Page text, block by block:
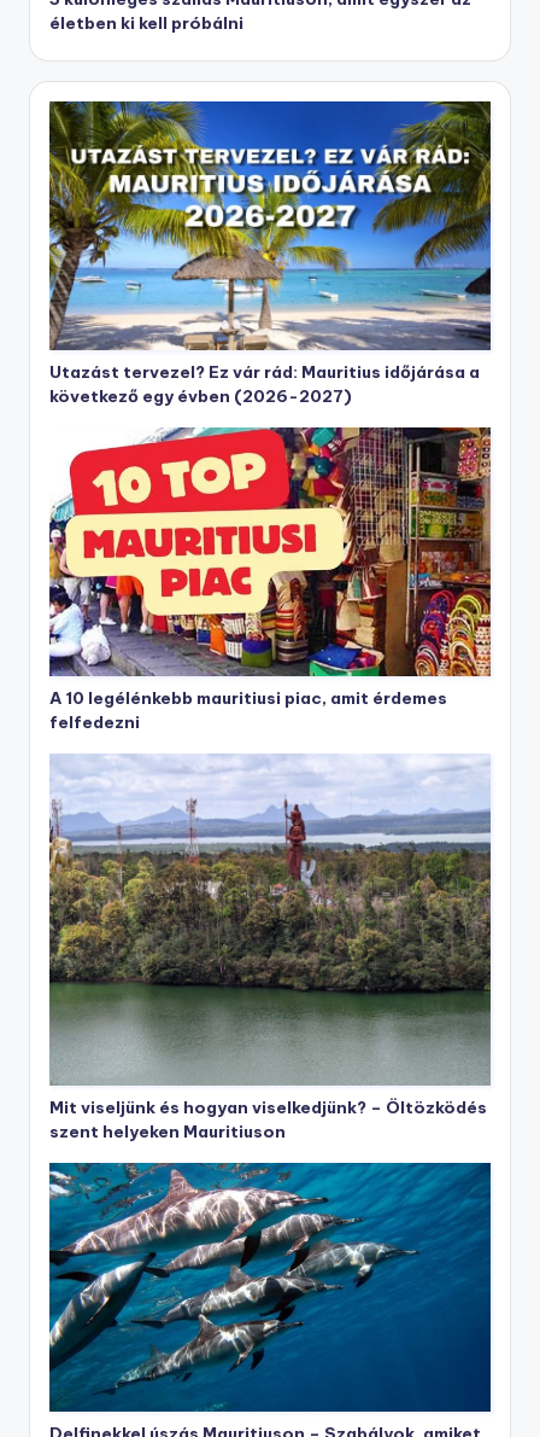
életben ki kell próbálni
Utazást tervezel? Ez vár rád: Mauritius időjárása a
következő egy évben (2026-2027)
A 10 legélénkebb mauritiusi piac, amit érdemes
felfedezni
Mit viseljünk és hogyan viselkedjünk? – Öltözködés
szent helyeken Mauritiuson